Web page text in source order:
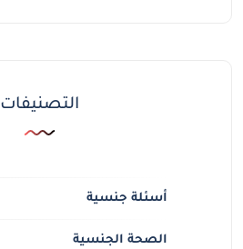
التصنيفات
أسئلة جنسية
الصحة الجنسية